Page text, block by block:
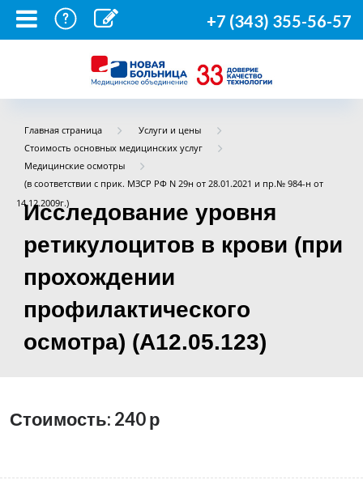
+7 (343) 355-56-57
Главная страница
Услуги и цены
Стоимость основных медицинских услуг
Медицинские осмотры
(в соответствии с прик. МЗСР РФ N 29н от 28.01.2021 и пр.№ 984-н от
14.12.2009г.)
Исследование уровня
ретикулоцитов в крови (при
прохождении
профилактического
осмотра) (A12.05.123)
Стоимость: 240р